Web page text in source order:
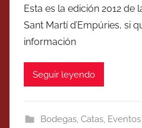
Esta es la edición 2012 de
Sant Martí d’Empúries, si
información
Seguir leyendo
Bodegas, Catas, Eventos